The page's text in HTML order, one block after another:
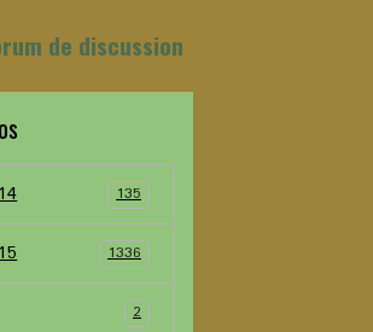
de discussion
135
1336
2